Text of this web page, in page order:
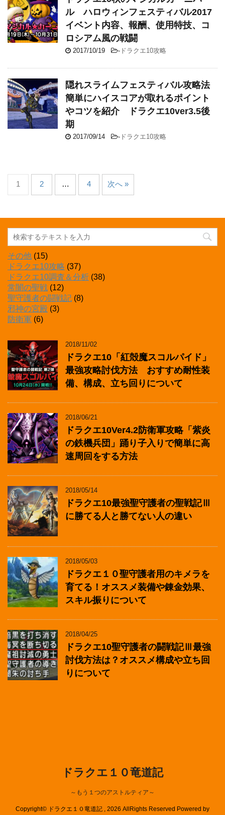
ル ハロウィンフェスティバル2017
イベント内容、報酬、使用特技、コ
ロシアム風の戦闘
2017/10/19 - ドラクエ10攻略
隠れスライムフェスティバル攻略法
簡単にハイスコアが取れるポイント
やコツを紹介 ドラクエ10ver3.5後
期
2017/09/14 - ドラクエ10攻略
1 2 … 4 次へ »
その他 (15)
ドラクエ10攻略 (37)
ドラクエ10調査＆分析 (38)
常闇の聖戦 (12)
聖守護者の闘戦記 (8)
邪神の宮殿 (3)
防衛軍 (6)
2018/11/02
ドラクエ10「紅殻魔スコルパイド」
最強攻略討伐方法 おすすめ耐性装
備、構成、立ち回りについて
2018/06/21
ドラクエ10Ver4.2防衛軍攻略「紫炎
の鉄機兵団」踊り子入りで簡単に高
速周回をする方法
2018/05/14
ドラクエ10最強聖守護者の聖戦記Ⅲ
に勝てる人と勝てない人の違い
2018/05/03
ドラクエ１０聖守護者用のキメラを
育てる！オススメ装備や錬金効果、
スキル振りについて
2018/04/25
ドラクエ10聖守護者の闘戦記Ⅲ最強
討伐方法は？オススメ構成や立ち回
りについて
ドラクエ１０竜道記
～もう１つのアストルティア～
Copyright© ドラクエ１０竜道記 , 2026 AllRights Reserved Powered by